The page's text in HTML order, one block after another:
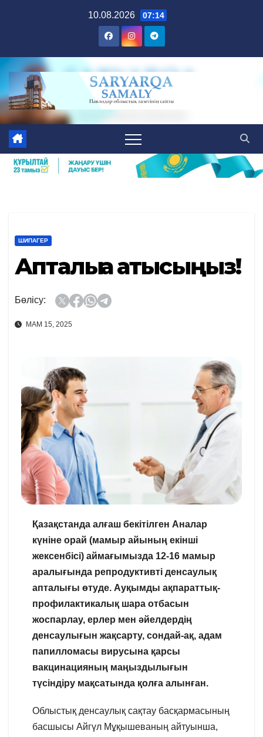
10.08.2026 07:14
ШИПАГЕР
Апталыққа қатысыңыз!
Бөлісу:
МАМ 15, 2025
Қазақстанда алғаш бекітілген Аналар
күніне орай (мамыр айының екінші
жексенбісі) аймағымызда 12-16 мамыр
аралығында репродуктивті денсаулық
апталығы өтуде. Ауқымды ақпараттық-
профилактикалық шара отбасын
жоспарлау, ерлер мен әйелдердің
денсаулығын жақсарту, сондай-ақ, адам
папилломасы вирусына қарсы
вакцинацияның маңыздылығын
түсіндіру мақсатында қолға алынған.
Облыстық денсаулық сақтау басқармасының
басшысы Айгүл Мұқышеваның айтуынша,